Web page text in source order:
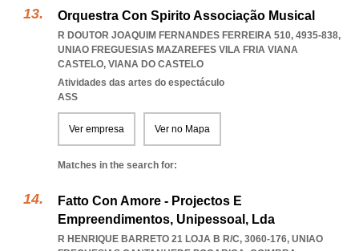
Orquestra Con Spirito Associação Musical
R DOUTOR JOAQUIM FERNANDES FERREIRA 510, 4935-838,
UNIAO FREGUESIAS MAZAREFES VILA FRIA VIANA
CASTELO, VIANA DO CASTELO
Atividades das artes do espectáculo
ASS
Ver empresa Ver no Mapa
Matches in the search for:
Fatto Con Amore - Projectos E
Empreendimentos, Unipessoal, Lda
R HENRIQUE BARRETO 21 LOJA B R/C, 3060-176, UNIAO